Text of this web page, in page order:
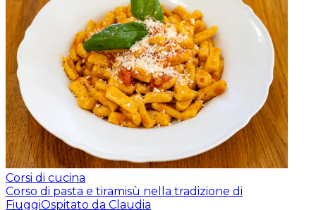
Corsi di cucina
Corso di pasta e tiramisù nella tradizione di
FiuggiOspitato da Claudia